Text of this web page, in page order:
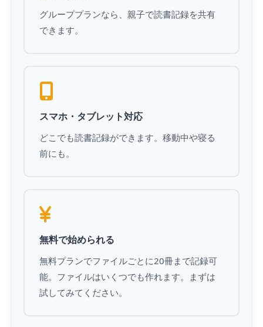
グループプランなら、親子で読書記録を共有
できます。
スマホ・タブレット対応
どこでも読書記録ができます。移動中や寝る
前にも。
無料で始められる
無料プランでファイルごとに20冊まで記録可
能。ファイルはいくつでも作れます。まずは
試してみてください。